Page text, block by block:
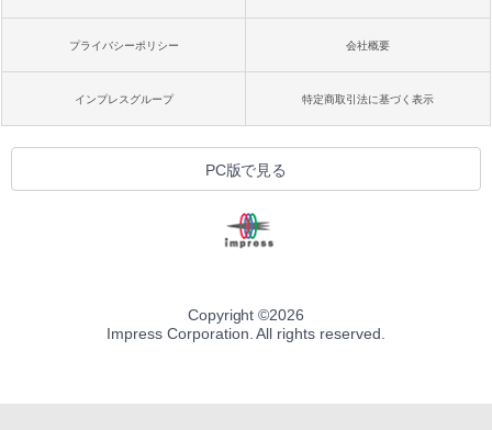
プライバシーポリシー 会社概要
インプレスグループ 特定商取引法に基づく表示
PC版で見る
Copyright ©2026
Impress Corporation. All rights reserved.